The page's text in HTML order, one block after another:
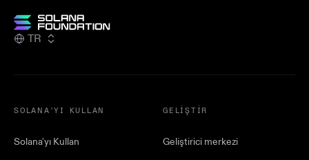
TR
SOLANA'YI KULLAN
Solana'yı Kullan
GELIŞTIR
Geliştirici merkezi